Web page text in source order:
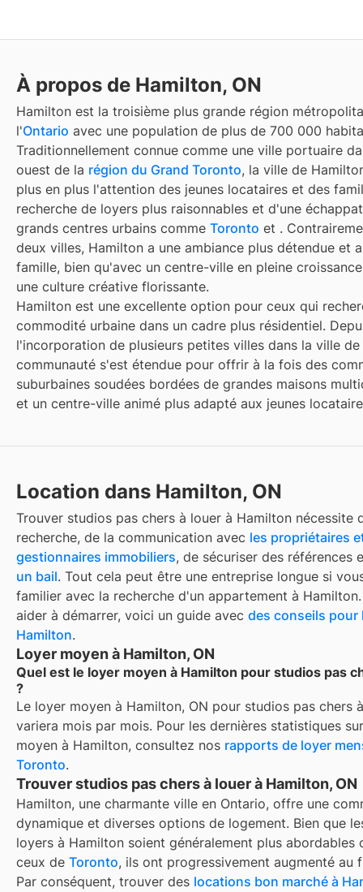
À propos de Hamilton, ON
Hamilton est la troisième plus grande région
l'Ontario avec une population de plus de 700 000
Traditionnellement connue comme une ville portuaire
ouest de la région du Grand Toronto, la ville de
plus en plus l'attention des jeunes locataires et des
recherche de loyers plus raisonnables et d'une
grands centres urbains comme Toronto et .
deux villes, Hamilton a une ambiance plus détendue et
famille, bien qu'avec un centre-ville en pleine
une culture créative florissante.
Hamilton est une excellente option pour ceux qui
commodité urbaine dans un cadre plus résidentiel.
l'incorporation de plusieurs petites villes dans la ville
communauté s'est étendue pour offrir à la fois des
suburbaines soudées bordées de grandes maisons
et un centre-ville animé plus adapté aux jeunes
Location dans Hamilton, ON
Trouver studios pas chers à louer à Hamilton nécessite
recherche, de la communication avec les propriétaires
gestionnaires immobiliers, de sécuriser des références
un bail. Tout cela peut être une entreprise longue si
familier avec la recherche d'un appartement à Hamilton
aider à démarrer, voici un guide avec des conseils pour
Hamilton.
Loyer moyen à Hamilton, ON
Quel est le loyer moyen à Hamilton pour studios pas
?
Le loyer moyen à Hamilton, ON pour studios pas chers
variera mois par mois. Pour les dernières statistiques
moyen à Hamilton, consultez nos rapports de loyer
Toronto.
Trouver studios pas chers à louer à Hamilton, ON
Hamilton, une charmante ville en Ontario, offre une
dynamique et diverses options de logement. Bien que
loyers à Hamilton soient généralement plus abordables
ceux de Toronto, ils ont progressivement augmenté au
Par conséquent, trouver des locations bon marché à